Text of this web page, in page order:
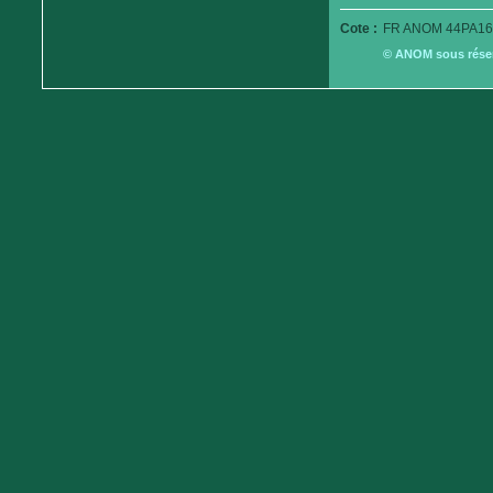
Cote : FR ANOM
© ANOM sous